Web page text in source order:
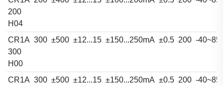
200
H04
CR1A
300
H00
300 ±500 ±12...15 ±150...250mA ±0.5 200 -40~85
CR1A 300 ±500 ±12...15 ±150...250mA ±0.5 200 -40~85